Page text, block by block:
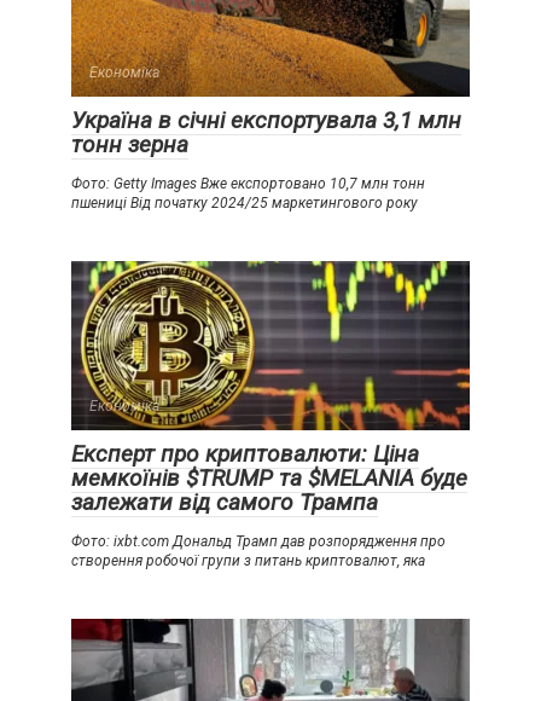
Економіка
Україна в січні експортувала 3,1 млн
тонн зерна
Фото: Getty Images Вже експортовано 10,7 млн тонн
пшениці Від початку 2024/25 маркетингового року
Економіка
Експерт про криптовалюти: Ціна
мемкоїнів $TRUMP та $MELANIA буде
залежати від самого Трампа
Фото: ixbt.com Дональд Трамп дав розпорядження про
створення робочої групи з питань криптовалют, яка